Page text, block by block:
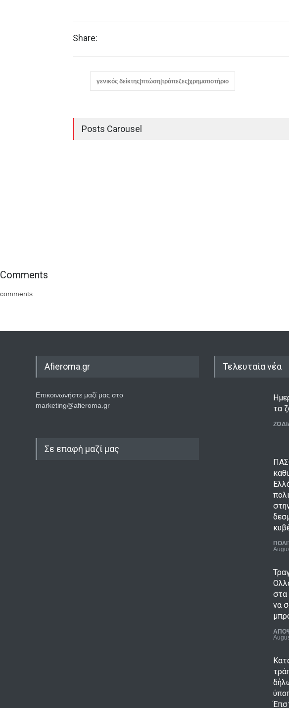
Share:
γενικός δείκτης|πτώση|τράπεζες|χρηματιστήριο
Posts Carousel
Comments
comments
Afieroma.gr
Επικοινωνήστε μαζί μας στο
marketing@afieroma.gr
Σε επαφή μαζί μας
Τελευταία νέα
τα
στα
να